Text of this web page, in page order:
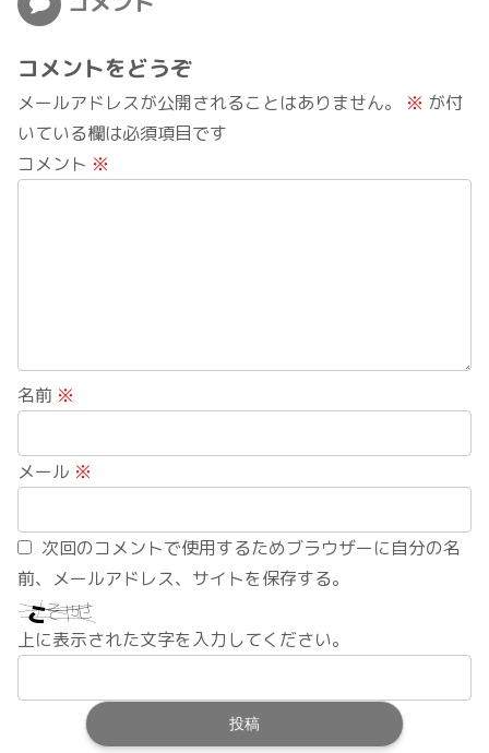
コメントをどうぞ
メールアドレスが公開されることはありません。 ※ が付
いている欄は必須項目です
コメント ※
名前 ※
メール ※
次回のコメントで使用するためブラウザーに自分の名
前、メールアドレス、サイトを保存する。
上に表示された文字を入力してください。